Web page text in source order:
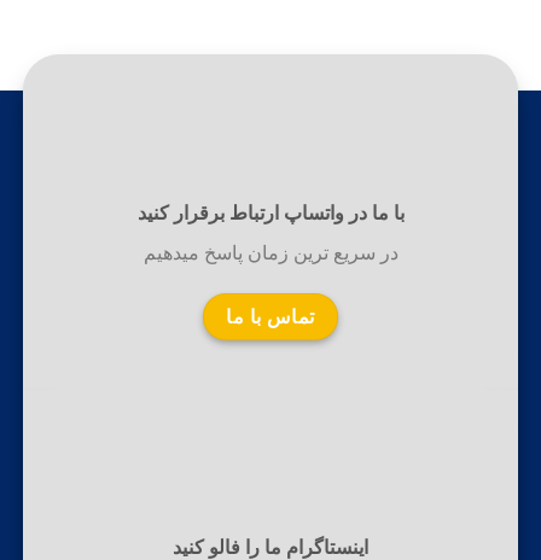
با ما در واتساپ ارتباط برقرار کنید
در سریع ترین زمان پاسخ میدهیم
تماس با ما
اینستاگرام ما را فالو کنید